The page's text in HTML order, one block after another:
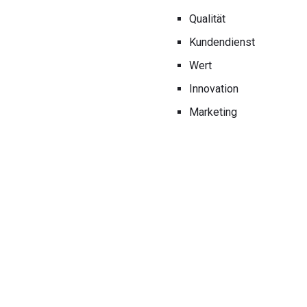
Qualität
Kundendienst
Wert
Innovation
Marketing